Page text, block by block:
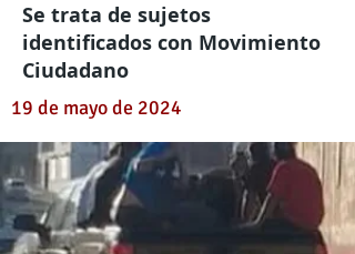
Se trata de sujetos
identificados con Movimiento
Ciudadano
19 de mayo de 2024